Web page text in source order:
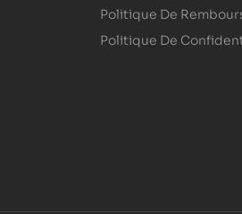
Politique De
Politique De